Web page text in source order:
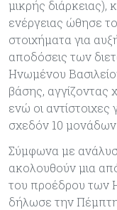
μικρής
ενέργειας ώθησε
στοιχήματα για
αποδόσεις των
Ηνωμένου
βάσης, αγγίζοντας
ενώ οι
σχεδόν 10 μονάδων
Σύμφωνα με
ακολουθούν μια
του προέδρου των
δήλωσε την Πέμπτη